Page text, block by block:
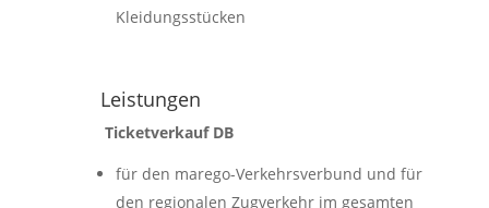
Kleidungsstücken
Leistungen
Ticketverkauf DB
für den marego-Verkehrsverbund und für
den regionalen Zugverkehr im gesamten